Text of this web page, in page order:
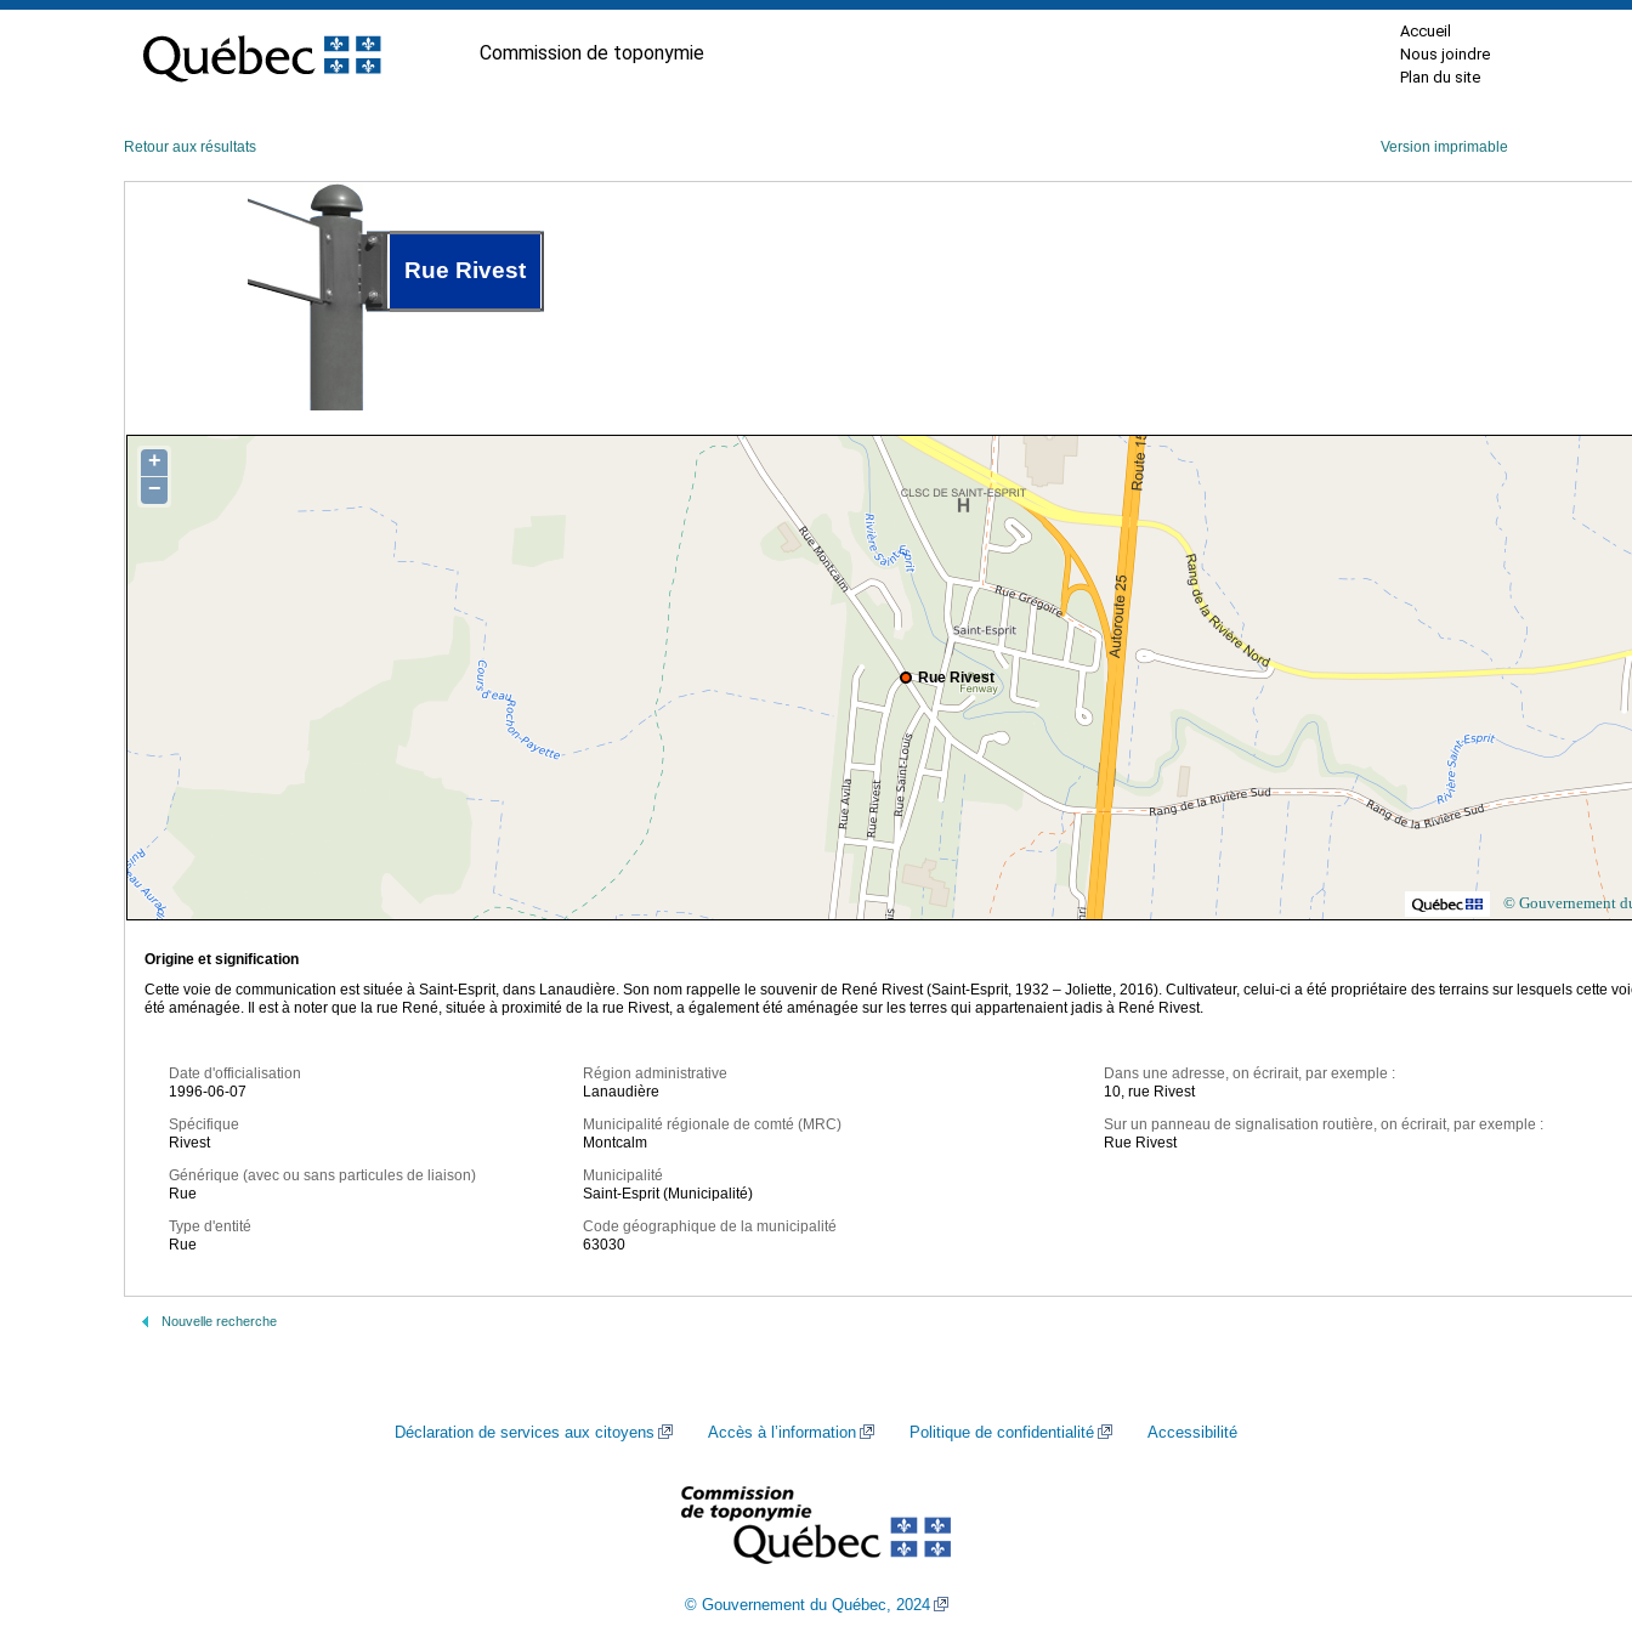
contenu
Commission de toponymie
Accueil
Nous joindre
Plan du site
Retour aux résultats Version imprimable
Rue Rivest
Rue Rivest
+
−
© Gouvernement
Origine et signification
Cette voie de communication est située à Saint-Esprit, dans Lanaudière. Son nom rappelle le souvenir de René Rivest (Saint-Esprit, 1932 – Joliette, 2016). Cultivateur, celui-ci a été propriétaire des terrains sur lesquels cette
été aménagée. Il est à noter que la rue René, située à proximité de la rue Rivest, a également été aménagée sur les terres qui appartenaient jadis à René Rivest.
Date d'officialisation
1996-06-07
Spécifique
Rivest
Générique (avec ou sans particules de liaison)
Rue
Type d'entité
Rue
Région administrative
Lanaudière
Municipalité régionale de comté (MRC)
Montcalm
Municipalité
Saint-Esprit (Municipalité)
Code géographique de la municipalité
63030
Dans une adresse, on écrirait, par exemple :
10, rue Rivest
Sur un panneau de signalisation routière, on écrirait, par exemple :
Rue Rivest
Nouvelle recherche
Déclaration de services aux citoyens Accès à l’information Politique de confidentialité Accessibilité
© Gouvernement du Québec, 2024